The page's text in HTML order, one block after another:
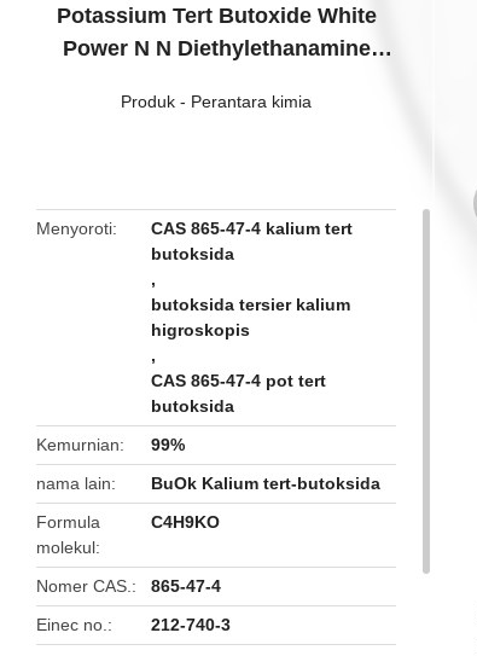
Potassium Tert Butoxide White
Power N N Diethylethanamine
Produk - Perantara kimia
Menyoroti
CAS 865-47-4 kalium tert
butoksida
,
butoksida tersier kalium
higroskopis
,
CAS 865-47-4 pot tert
butoksida
Kemurnian
99%
nama lain
BuOk Kalium tert-butoksida
Formula
molekul
C4H9KO
Nomer CAS.
865-47-4
Einec no.
212-740-3